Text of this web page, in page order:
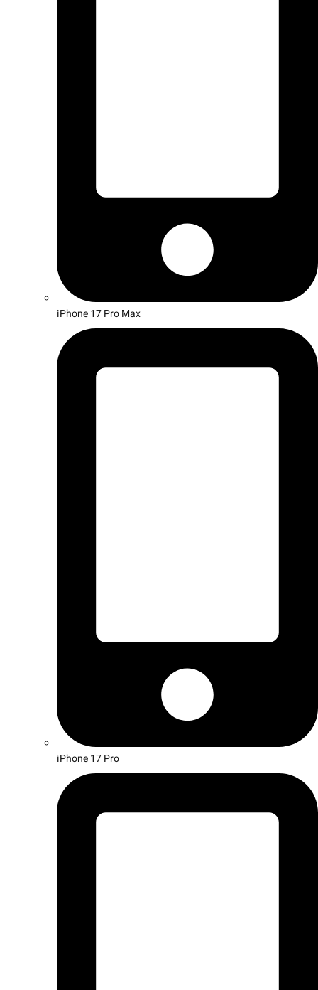
iPhone 17 Pro Max
iPhone 17 Pro